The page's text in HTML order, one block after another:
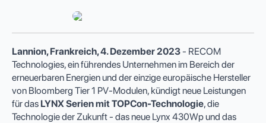
Lannion, Frankreich,4. Dezember 2023- RECOM
Technologies, ein führendes Unternehmen im Bereich der
erneuerbaren Energien und der einzige europäische Hersteller
von Bloomberg Tier 1 PV-Modulen, kündigt neue Leistungen
für das LYNX Serien mit TOPCon-Technologie, die
Technologie der Zukunft - das neue Lynx 430Wp und das